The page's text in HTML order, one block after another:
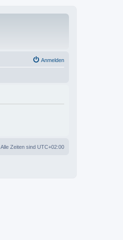
Anmelden
Alle Zeiten sind UTC+02:00